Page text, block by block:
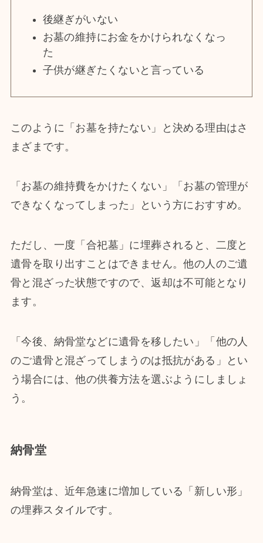
後継ぎがいない
お墓の維持にお金をかけられなくなっ
た
子供が継ぎたくないと言っている
このように「お墓を持たない」と決める理由はさ
まざまです。
「お墓の維持費をかけたくない」「お墓の管理が
できなくなってしまった」という方におすすめ。
ただし、一度「合祀墓」に埋葬されると、二度と
遺骨を取り出すことはできません。他の人のご遺
骨と混ざった状態ですので、返却は不可能となり
ます。
「今後、納骨堂などに遺骨を移したい」「他の人
のご遺骨と混ざってしまうのは抵抗がある」とい
う場合には、他の供養方法を選ぶようにしましょ
う。
納骨堂
納骨堂は、近年急速に増加している「新しい形」
の埋葬スタイルです。